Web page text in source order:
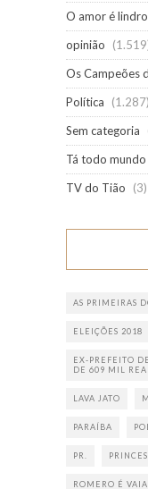
O amor é lindro
opinião
Os Campeões
Política
(1.287)
Sem categoria
Tá todo
TV do Tião
(3)
AS PRIMEIRAS
ELEIÇÕES 2018
EX-PREFEITO
DE 609 MIL
LAVA JATO
PARAÍBA
PR.
ROMERO É